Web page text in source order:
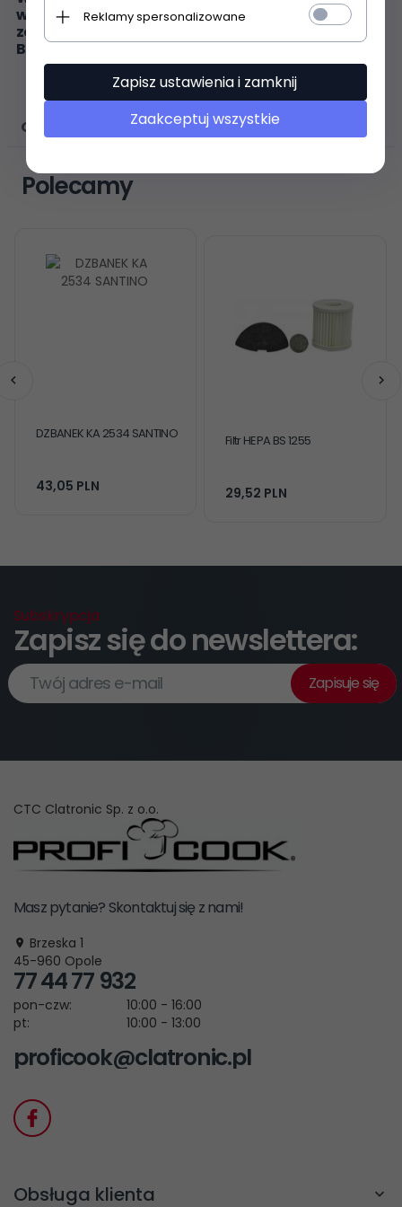
wymienionych w opisie. Jeśli symbol produktu nie
został wymieniony w opisie, część zamienna NIE
BĘDZIE PASOWAĆ.
OPINIE KLIENTÓW
Polecamy
DZBANEK KA 2534 SANTINO
43,05 PLN
Filtr HEPA BS 1255
29,52 PLN
Subskrypcja
Zapisz się do newslettera:
Twój adres e-mail Zapisuje się
CTC Clatronic Sp. z o.o.
Masz pytanie? Skontaktuj się z nami!
Brzeska 1
45-960 Opole
77 44 77 932
pon-czw:
10:00 - 16:00
pt:
10:00 - 13:00
proficook@clatronic.pl
Obsługa klienta
Reklamy spersonalizowane
Zapisz ustawienia i zamknij
Zaakceptuj wszystkie